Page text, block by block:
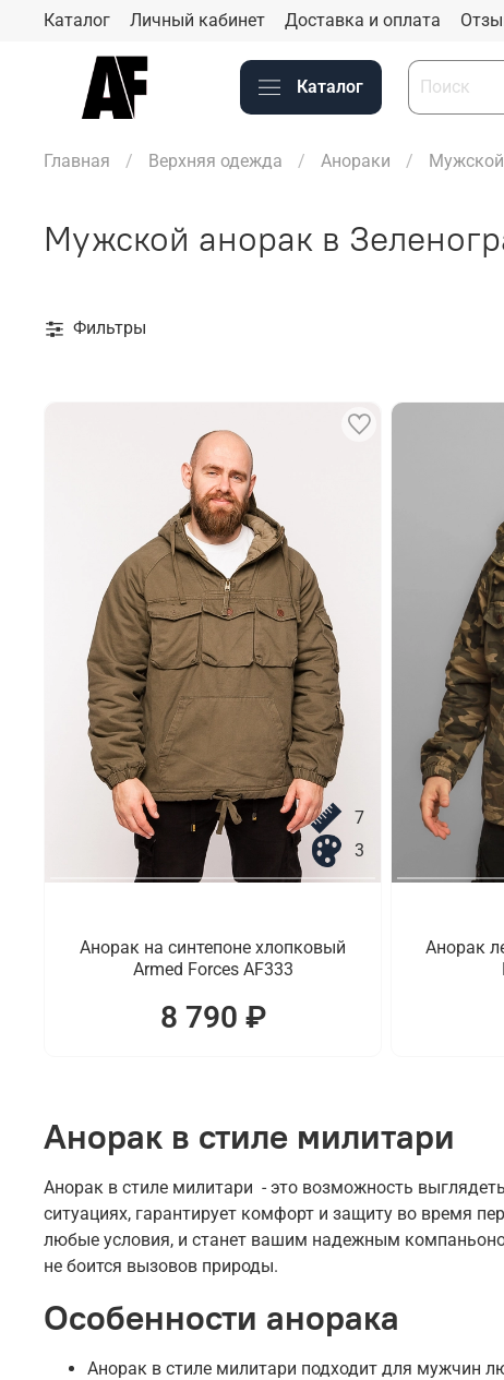
Каталог Личный кабинет Доставка и оплата
Каталог
Главная Верхняя одежда Анораки Мужской
Мужской анорак в
Фильтры
7
3
Анорак на синтепоне хлопковый
Armed Forces AF333
8 790 ₽
Анорак
Анорак в стиле милитари
Анорак в стиле милитари - это возможность
ситуациях, гарантирует комфорт и защиту во время
любые условия, и станет вашим надежным
не боится вызовов природы.
Особенности анорака
Анорак в стиле милитари подходит для мужчин